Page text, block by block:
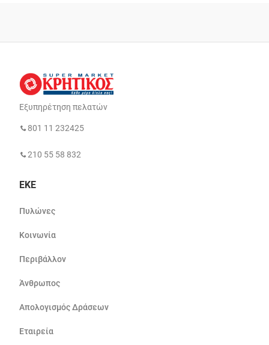
Εξυπηρέτηση πελατών
801 11 232425
210 55 58 832
ΕΚΕ
Πυλώνες
Κοινωνία
Περιβάλλον
Άνθρωπος
Απολογισμός Δράσεων
Εταιρεία